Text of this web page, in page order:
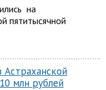
на
пятитысячной
Астраханской
млн рублей